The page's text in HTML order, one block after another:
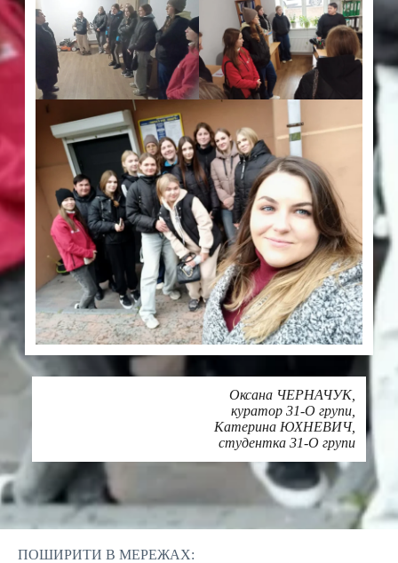
Оксана ЧЕРНАЧУК,
куратор 31-О групи,
Катерина ЮХНЕВИЧ,
студентка 31-О групи
Друк
ПОШИРИТИ В МЕРЕЖАХ: